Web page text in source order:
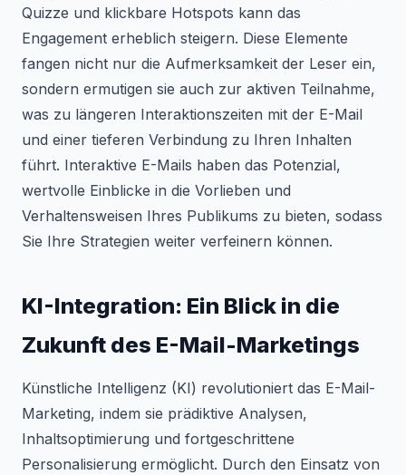
Quizze und klickbare Hotspots kann das
Engagement erheblich steigern. Diese Elemente
fangen nicht nur die Aufmerksamkeit der Leser ein,
sondern ermutigen sie auch zur aktiven Teilnahme,
was zu längeren Interaktionszeiten mit der E-Mail
und einer tieferen Verbindung zu Ihren Inhalten
führt. Interaktive E-Mails haben das Potenzial,
wertvolle Einblicke in die Vorlieben und
Verhaltensweisen Ihres Publikums zu bieten, sodass
Sie Ihre Strategien weiter verfeinern können.
KI-Integration: Ein Blick in die
Zukunft des E-Mail-Marketings
Künstliche Intelligenz (KI) revolutioniert das E-Mail-
Marketing, indem sie prädiktive Analysen,
Inhaltsoptimierung und fortgeschrittene
Personalisierung ermöglicht. Durch den Einsatz von